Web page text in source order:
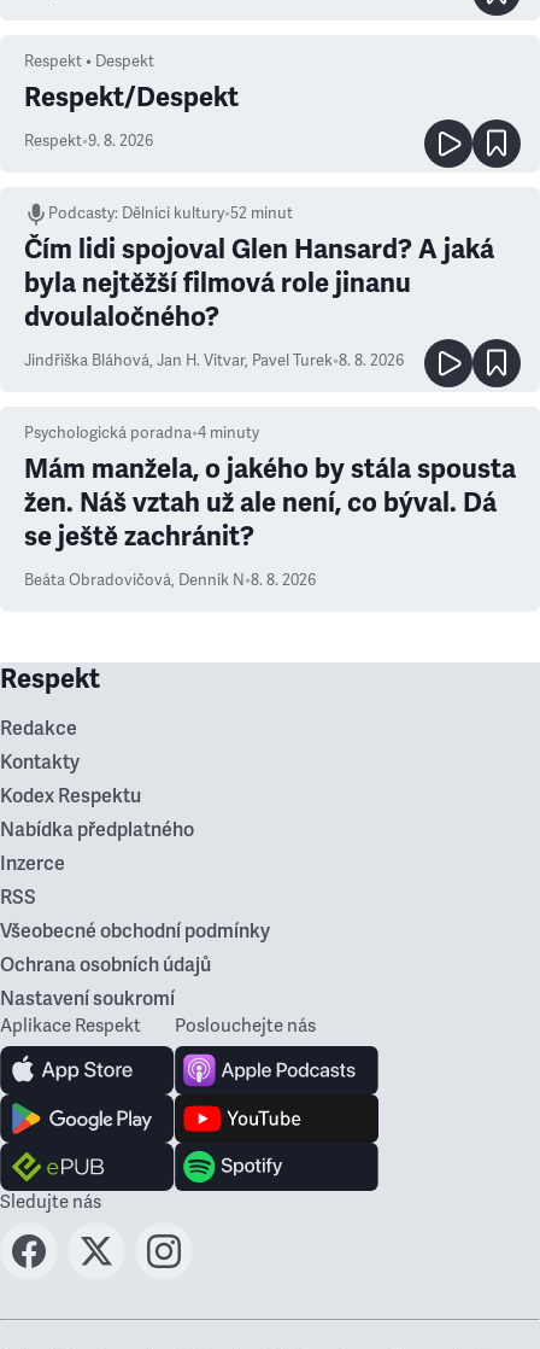
Respekt • Despekt
Respekt/Despekt
Respekt•9. 8. 2026
Podcasty: Dělníci kultury•52 minut
Čím lidi spojoval Glen Hansard? A jaká
byla nejtěžší filmová role jinanu
dvoulaločného?
Jindřiška Bláhová, Jan H. Vitvar, Pavel Turek•8. 8. 2026
Psychologická poradna•4 minuty
Mám manžela, o jakého by stála spousta
žen. Náš vztah už ale není, co býval. Dá
se ještě zachránit?
Beáta Obradovičová, Denník N•8. 8. 2026
Respekt
Redakce
Kontakty
Kodex Respektu
Nabídka předplatného
Inzerce
RSS
Všeobecné obchodní podmínky
Ochrana osobních údajů
Nastavení soukromí
Aplikace Respekt Poslouchejte nás
Sledujte nás